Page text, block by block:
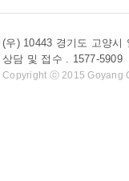
(우) 10443 경기도 고양시
상담 및 접수 . 1577-
Copyright ⓒ 2015 Goyang